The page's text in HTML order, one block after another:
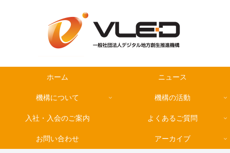
ホーム ニュース
機構について 機構の活動
入社・入会のご案内 よくあるご質問
お問い合わせ アーカイブ